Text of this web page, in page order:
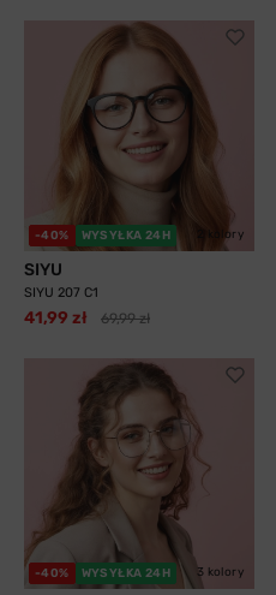
-40% WYSYŁKA 24H 2 kolory
SIYU
SIYU 207 C1
41,99 zł 69,99 zł
-40% WYSYŁKA 24H 3 kolory